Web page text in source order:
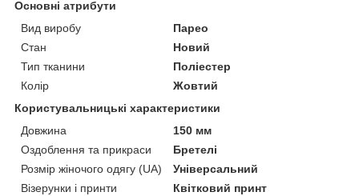
Основні атрибути
Вид виробу
Парео
Стан
Новий
Тип тканини
Поліестер
Колір
Жовтий
Користувальницькі характеристики
Довжина
150 мм
Оздоблення та прикраси
Бретелі
Розмір жіночого одягу (UA)
Універсальний
Візерунки і принти
Квітковий принт